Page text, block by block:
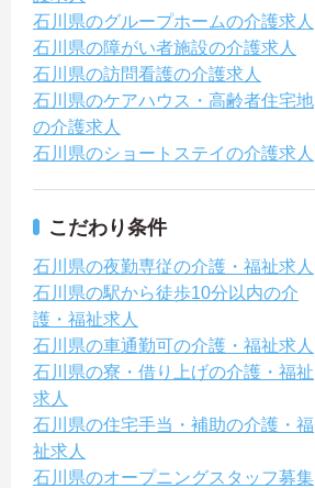
石川県のグループホームの介護求人
石川県の障がい者施設の介護求人
石川県の訪問看護の介護求人
石川県のケアハウス・高齢者住宅地
の介護求人
石川県のショートステイの介護求人
こだわり条件
石川県の夜勤専従の介護・福祉求人
石川県の駅から徒歩10分以内の介
護・福祉求人
石川県の車通勤可の介護・福祉求人
石川県の寮・借り上げの介護・福祉
求人
石川県の住宅手当・補助の介護・福
祉求人
石川県のオープニングスタッフ募集